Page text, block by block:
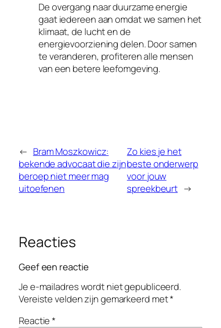
De overgang naar duurzame energie
gaat iedereen aan omdat we samen het
klimaat, de lucht en de
energievoorziening delen. Door samen
te veranderen, profiteren alle mensen
van een betere leefomgeving.
← Bram Moszkowicz:
bekende advocaat die zijn
beroep niet meer mag
uitoefenen
Zo kies je het
beste onderwerp
voor jouw
spreekbeurt →
Reacties
Geef een reactie
Je e-mailadres wordt niet gepubliceerd.
Vereiste velden zijn gemarkeerd met*
Reactie*